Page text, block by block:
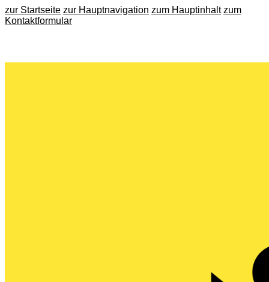
zur Startseite zur Hauptnavigation zum Hauptinhalt zum
Kontaktformular